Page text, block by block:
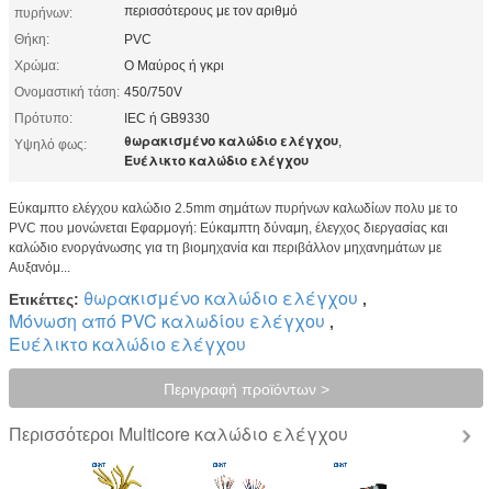
πυρήνων:
περισσότερους με τον αριθμό
Θήκη:
PVC
Χρώμα:
Ο Μαύρος ή γκρι
Ονομαστική τάση: 450/750V
Πρότυπο:
IEC ή GB9330
Υψηλό φως:
θωρακισμένο καλώδιο ελέγχου,
Ευέλικτο καλώδιο ελέγχου
Εύκαμπτο ελέγχου καλώδιο 2.5mm σημάτων πυρήνων καλωδίων πολυ με το
PVC που μονώνεται Εφαρμογή: Εύκαμπτη δύναμη, έλεγχος διεργασίας και
καλώδιο ενοργάνωσης για τη βιομηχανία και περιβάλλον μηχανημάτων με
Αυξανόμ...
Ετικέττες: θωρακισμένο καλώδιο ελέγχου ,
Μόνωση από PVC καλωδίου ελέγχου ,
Ευέλικτο καλώδιο ελέγχου
Περιγραφή προϊόντων >
Περισσότεροι Multicore καλώδιο ελέγχου